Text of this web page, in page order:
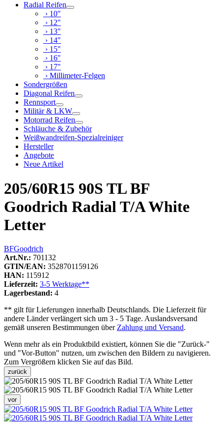
Radial Reifen
› 10"
› 12"
› 13"
› 14"
› 15"
› 16"
› 17"
› Millimeter-Felgen
Sondergrößen
Diagonal Reifen
Rennsport
Militär & LKW
Motorrad Reifen
Schläuche & Zubehör
Weißwandreifen-Spezialreiniger
Hersteller
Angebote
Neue Artikel
205/60R15 90S TL BF
Goodrich Radial T/A White
Letter
BFGoodrich
Art.Nr.: 701132
GTIN/EAN: 3528701159126
HAN: 115912
Lieferzeit: 3-5 Werktage**
Lagerbestand: 4
** gilt für Lieferungen innerhalb Deutschlands. Die Lieferzeit für
andere Länder verlängert sich um 3 - 5 Tage. Auslandsversand
gemäß unseren Bestimmungen über Zahlung und Versand.
Wenn mehr als ein Produktbild existiert, können Sie die "Zurück-"
und "Vor-Button" nutzen, um zwischen den Bildern zu navigieren.
Zum Vergrößern klicken Sie auf das Bild.
zurück
vor